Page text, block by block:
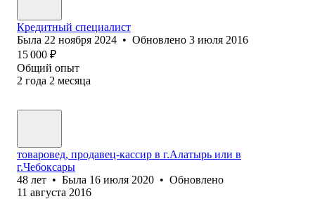
Кредитный специалист
Была 22 ноября 2024 • Обновлено 3 июля 2016
15 000 ₽
Общий опыт
2 года 2 месяца
товаровед, продавец-кассир в г.Алатырь или в
г.Чебоксары
48 лет • Была 16 июля 2020 • Обновлено
11 августа 2016